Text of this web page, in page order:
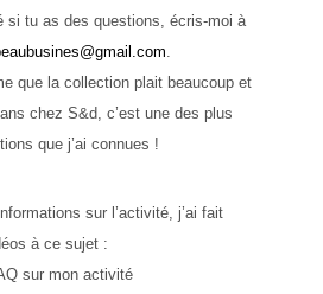
si tu as des questions, écris-moi à
que la collection plait beaucoup et
chez S&d, c’est une des plus
que j’ai connues !
sur l’activité, j’ai fait
à ce sujet :
sur mon activité